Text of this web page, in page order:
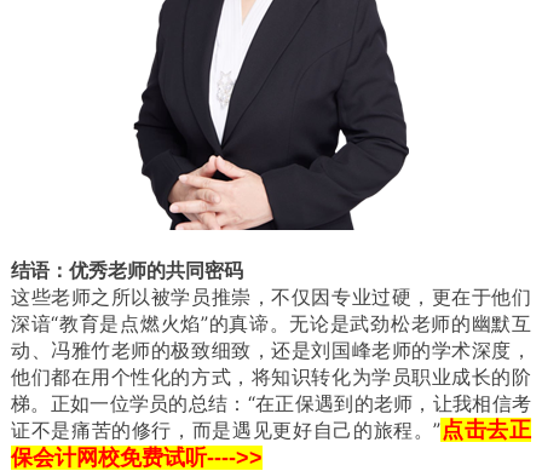
结语：优秀老师的共同密码
这些老师之所以被学员推崇，不仅因专业过硬，更在于他们
深谙“教育是点燃火焰”的真谛。无论是武劲松老师的幽默互
动、冯雅竹老师的极致细致，还是刘国峰老师的学术深度，
他们都在用个性化的方式，将知识转化为学员职业成长的阶
梯。正如一位学员的总结：“在正保遇到的老师，让我相信考
证不是痛苦的修行，而是遇见更好自己的旅程。”点击去正
保会计网校免费试听---->>